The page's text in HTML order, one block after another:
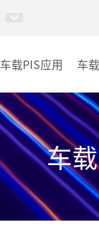
车载PIS应用 车
车